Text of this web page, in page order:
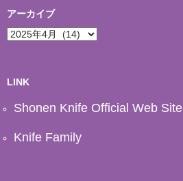
アーカイブ
ア
ブ
LINK
Shonen Knife Official Web Site
Knife Family